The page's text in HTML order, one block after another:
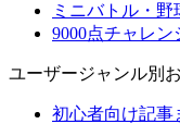
ミニバトル・
9000点チャレン
ユーザージャンル別
初心者向け記事